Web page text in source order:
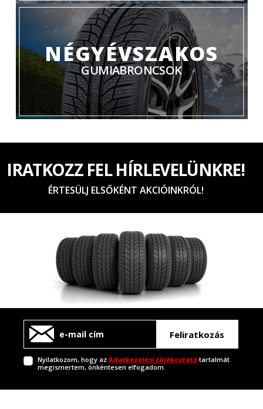
NÉGYÉVSZAKOS
GUMIABRONCSOK
IRATKOZZ FEL HÍRLEVELÜNKRE!
ÉRTESÜLJ ELSŐKÉNT AKCIÓINKRÓL!
Feliratkozás
Nyilatkozom, hogy azAdatkezelési tájékoztató tartalmát
megismertem, önkéntesen elfogadom.